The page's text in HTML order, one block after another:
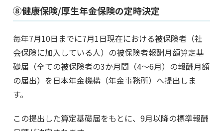
⑧健康保険/厚生年金保険の定時決定
毎年7月10日までに7月1日現在における被保険者（社
会保険に加入している人）の被保険者報酬月額算定基
礎届（全ての被保険者の3か月間（4～6月）の報酬月額
の届出）を日本年金機構（年金事務所）へ提出しま
す。
この提出した算定基礎届をもとに、9月以降の標準報酬